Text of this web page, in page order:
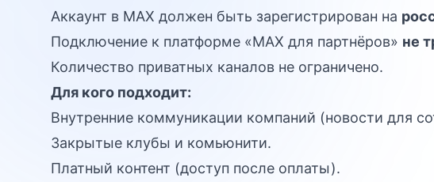
Аккаунт в MAX должен быть зарегистрирован на
Подключение к платформе «MAX для партнёров» не
Количество приватных каналов не ограничено.
Для кого подходит:
Внутренние коммуникации компаний (новости для
Закрытые клубы и комьюнити.
Платный контент (доступ после оплаты).